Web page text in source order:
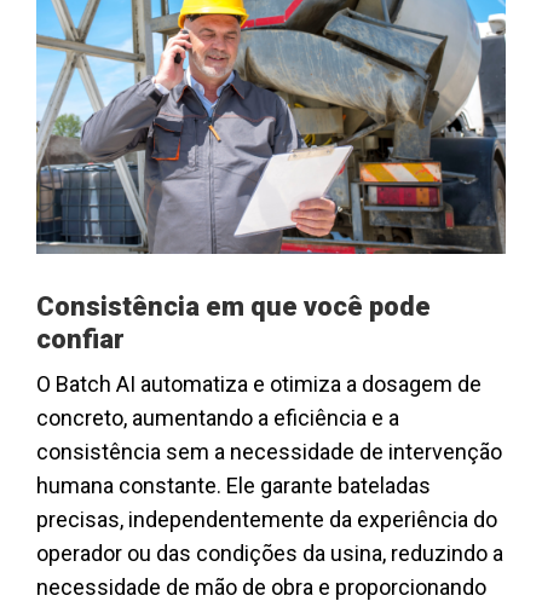
Consistência em que você pode
confiar
O Batch AI automatiza e otimiza a dosagem de
concreto, aumentando a eficiência e a
consistência sem a necessidade de intervenção
humana constante. Ele garante bateladas
precisas, independentemente da experiência do
operador ou das condições da usina, reduzindo a
necessidade de mão de obra e proporcionando